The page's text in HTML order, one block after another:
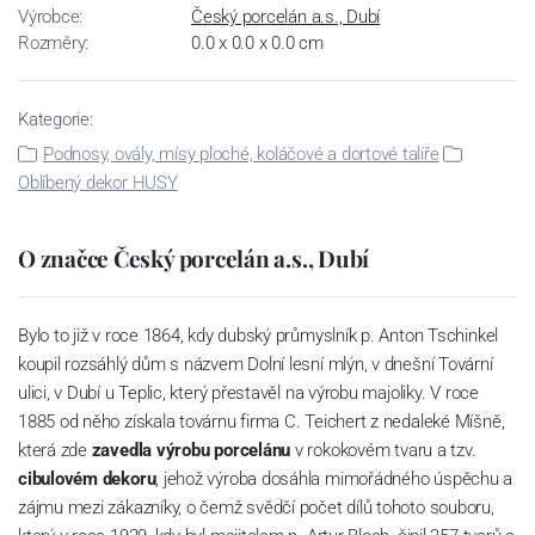
Výrobce:
Český porcelán a.s., Dubí
Rozměry:
0.0 x 0.0 x 0.0 cm
Kategorie:
Podnosy, ovály, mísy ploché, koláčové a dortové talíře
Oblíbený dekor HUSY
O značce Český porcelán a.s., Dubí
Bylo to již v roce 1864, kdy dubský průmyslník p. Anton Tschinkel
koupil rozsáhlý dům s názvem Dolní lesní mlýn, v dnešní Tovární
ulici, v Dubí u Teplic, který přestavěl na výrobu majoliky. V roce
1885 od něho získala továrnu firma C. Teichert z nedaleké Míšně,
která zdezavedla výrobu porcelánu v rokokovém tvaru a tzv.
cibulovém dekoru, jehož výroba dosáhla mimořádného úspěchu a
zájmu mezi zákazníky, o čemž svědčí počet dílů tohoto souboru,